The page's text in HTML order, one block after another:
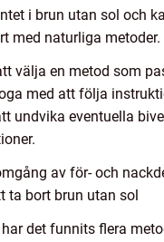
i brun utan sol och
med naturliga metoder.
välja en metod som
med att följa
undvika eventuella
av för- och
ta bort brun utan sol
det funnits flera